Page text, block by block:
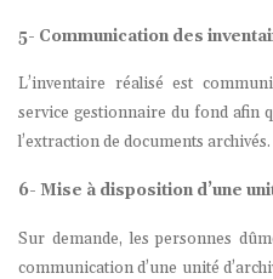
5- Communication des
L’inventaire réalisé est
service gestionnaire du fond afin
l’extraction de documents archivés.
6- Mise à disposition d’une
Sur demande, les personnes
communication d’une unité